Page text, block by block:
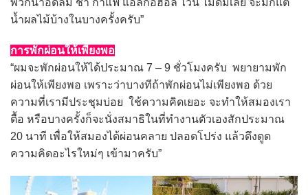
พวกน้ำอัดลม ชา กาแฟ แอลกอฮอล์ ไวน์ ไม่ดื่มเลย จะมีก็แต่
น้ำผลไม้บ้างในบางครั้งครับ”
การพักผ่อนให้เพียงพอ
“ผมจะพักผ่อนให้ได้ประมาณ 7 – 9 ชั่วโมงครับ พยายามพัก
ผ่อนให้เพียงพอ เพราะว่าบางทีถ้าพักผ่อนไม่เพียงพอ ด้วย
ความที่เรามีประชุมบ่อย ใช้ความคิดเยอะ จะทำให้สมองเรา
ตื้อ หรือบางครั้งก็จะนั่งสมาธิในที่ทำงานตัวเองสักประมาณ
20 นาที เพื่อให้สมองได้ผ่อนคลาย ปลอดโปร่ง แล้วดึงดูด
ความคิดอะไรใหม่ๆ เข้ามาครับ”